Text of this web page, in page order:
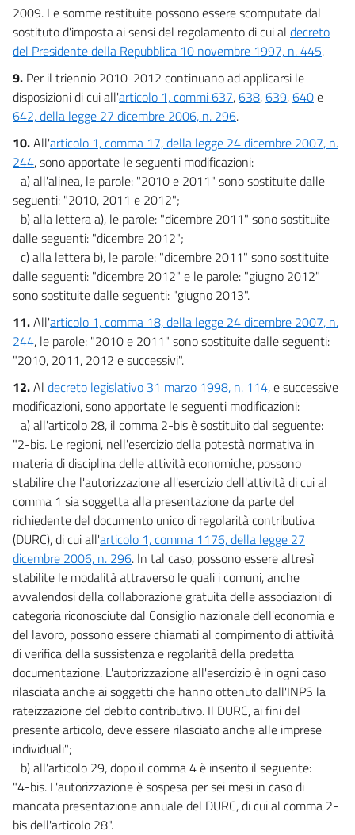
2009. Le somme restituite possono essere scomputate dal
sostituto d'imposta ai sensi del regolamento di cui al decreto
del Presidente della Repubblica 10 novembre 1997, n. 445.
9. Per il triennio 2010-2012 continuano ad applicarsi le
disposizioni di cui all'articolo 1, commi 637,638,639,640e
642, della legge 27 dicembre 2006, n. 296.
10.All'articolo 1, comma 17, della legge 24 dicembre 2007, n.
244, sono apportate le seguenti modificazioni:
a) all'alinea, le parole: "2010 e 2011" sono sostituite dalle
seguenti: "2010, 2011 e 2012";
b) alla lettera a), le parole: "dicembre 2011" sono sostituite
dalle seguenti: "dicembre 2012";
c) alla lettera b), le parole: "dicembre 2011" sono sostituite
dalle seguenti: "dicembre 2012" e le parole: "giugno 2012"
sono sostituite dalle seguenti: "giugno 2013".
11.All'articolo 1, comma 18, della legge 24 dicembre 2007, n.
244, le parole: "2010 e 2011" sono sostituite dalle seguenti:
"2010, 2011, 2012 e successivi".
12.Al decreto legislativo 31 marzo 1998, n. 114, e successive
modificazioni, sono apportate le seguenti modificazioni:
a) all'articolo 28, il comma 2-bis è sostituito dal seguente:
"2-bis. Le regioni, nell'esercizio della potestà normativa in
materia di disciplina delle attività economiche, possono
stabilire che l'autorizzazione all'esercizio dell'attività di cui al
comma 1 sia soggetta alla presentazione da parte del
richiedente del documento unico di regolarità contributiva
(DURC), di cui all'articolo 1, comma 1176, della legge 27
dicembre 2006, n. 296. In tal caso, possono essere altresì
stabilite le modalità attraverso le quali i comuni, anche
avvalendosi della collaborazione gratuita delle associazioni di
categoria riconosciute dal Consiglio nazionale dell'economia e
del lavoro, possono essere chiamati al compimento di attività
di verifica della sussistenza e regolarità della predetta
documentazione. L'autorizzazione all'esercizio è in ogni caso
rilasciata anche ai soggetti che hanno ottenuto dall'INPS la
rateizzazione del debito contributivo. Il DURC, ai fini del
presente articolo, deve essere rilasciato anche alle imprese
individuali";
b) all'articolo 29, dopo il comma 4 è inserito il seguente:
"4-bis. L'autorizzazione è sospesa per sei mesi in caso di
mancata presentazione annuale del DURC, di cui al comma 2-
bis dell'articolo 28".